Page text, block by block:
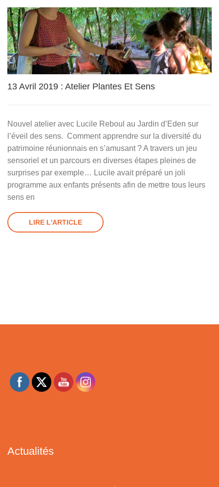
13 Avril 2019 : Atelier Plantes Et Sens
Nouvel atelier avec Lucile Reboul au Jardin d’Eden sur
l’éveil des sens. Comment apprendre sur la diversité du
patrimoine réunionnais en s’amusant ? A travers un jeu
sensoriel et un parcours en diverses étapes pleines de
surprises par exemple… Lucile avait préparé un joli
programme aux enfants présents afin de mettre tous leurs
sens en
LIRE L'ARTICLE
Actualités